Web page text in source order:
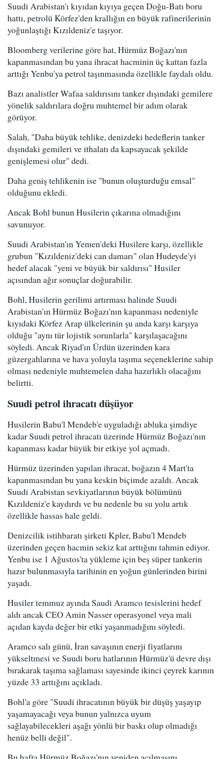
Suudi Arabistan'ı kıyıdan kıyıya geçen Doğu-Batı boru
hattı, petrolü Körfez'den krallığın en büyük rafinerilerinin
yoğunlaştığı Kızıldeniz'e taşıyor.
Bloomberg verilerine göre hat, Hürmüz Boğazı'nın
kapanmasından bu yana ihracat hacminin üç kattan fazla
arttığı Yenbu'ya petrol taşınmasında özellikle faydalı oldu.
Bazı analistler Wafaa saldırısını tanker dışındaki gemilere
yönelik saldırılara doğru muhtemel bir adım olarak
görüyor.
Salah, "Daha büyük tehlike, denizdeki hedeflerin tanker
dışındaki gemileri ve ithalatı da kapsayacak şekilde
genişlemesi olur" dedi.
Daha geniş tehlikenin ise "bunun oluşturduğu emsal"
olduğunu ekledi.
Ancak Bohl bunun Husilerin çıkarına olmadığını
savunuyor.
Suudi Arabistan'ın Yemen'deki Husilere karşı, özellikle
grubun "Kızıldeniz'deki can damarı" olan Hudeyde'yi
hedef alacak "yeni ve büyük bir saldırısı" Husiler
açısından ağır sonuçlar doğurabilir.
Bohl, Husilerin gerilimi artırması halinde Suudi
Arabistan'ın Hürmüz Boğazı'nın kapanması nedeniyle
kıyıdaki Körfez Arap ülkelerinin şu anda karşı karşıya
olduğu "aynı tür lojistik sorunlarla" karşılaşacağını
söyledi. Ancak Riyad'ın Ürdün üzerinden kara
güzergahlarına ve hava yoluyla taşıma seçeneklerine sahip
olması nedeniyle muhtemelen daha hazırlıklı olacağını
belirtti.
Suudi petrol ihracatı düşüyor
Husilerin Babu'l Mendeb'e uyguladığı abluka şimdiye
kadar Suudi petrol ihracatı üzerinde Hürmüz Boğazı'nın
kapanması kadar büyük bir etkiye yol açmadı.
Hürmüz üzerinden yapılan ihracat, boğazın 4 Mart'ta
kapanmasından bu yana keskin biçimde azaldı. Ancak
Suudi Arabistan sevkiyatlarının büyük bölümünü
Kızıldeniz'e kaydırdı ve bu nedenle bu su yolu artık
özellikle hassas hale geldi.
Denizcilik istihbaratı şirketi Kpler, Babu'l Mendeb
üzerinden geçen hacmin sekiz kat arttığını tahmin ediyor.
Yenbu ise 1 Ağustos'ta yükleme için beş süper tankerin
hazır bulunmasıyla tarihinin en yoğun günlerinden birini
yaşadı.
Husiler temmuz ayında Saudi Aramco tesislerini hedef
aldı ancak CEO Amin Nasser operasyonel veya mali
açıdan kayda değer bir etki yaşanmadığını söyledi.
Aramco salı günü, İran savaşının enerji fiyatlarını
yükseltmesi ve Suudi boru hatlarının Hürmüz'ü devre dışı
bırakarak taşıma sağlaması sayesinde ikinci çeyrek karının
yüzde 33 arttığını açıkladı.
Bohl'a göre "Suudi ihracatının büyük bir düşüş yaşayıp
yaşamayacağı veya bunun yalnızca uyum
sağlayabilecekleri aşağı yönlü bir baskı olup olmadığı
henüz belli değil".